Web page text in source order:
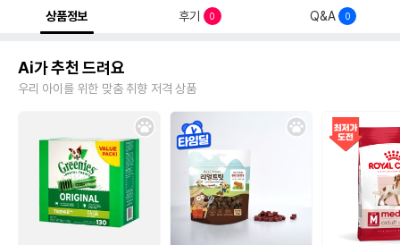
상품정보 후기 0 Q&A 0
Ai가 추천 드려요
우리 아이를 위한 맞춤 취향 저격 상품